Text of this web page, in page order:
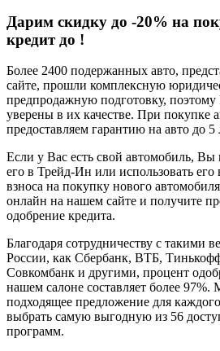
Дарим скидку до -20% на
кредит до !
Более 2400 подержанных авто,
сайте, прошли комплексную
предпродажную подготовку,
уверены в их качестве. При покупке
предоставляем гарантию на авто до 5
Если у Вас есть свой автомобиль, Вы
его в Трейд-Ин или использовать его
взноса на покупку нового
онлайн на нашем сайте и получите
одобрение кредита.
Благодаря сотрудничеству с такими
России, как Сбербанк, ВТБ,
Совкомбанк и другими, процент
нашем салоне составляет более
подходящее предложение для
выбрать самую выгодную из 56
программ.